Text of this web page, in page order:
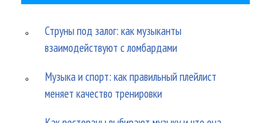
Струны под залог: как музыканты
взаимодействуют с ломбардами
Музыка и спорт: как правильный плейлист
меняет качество тренировки